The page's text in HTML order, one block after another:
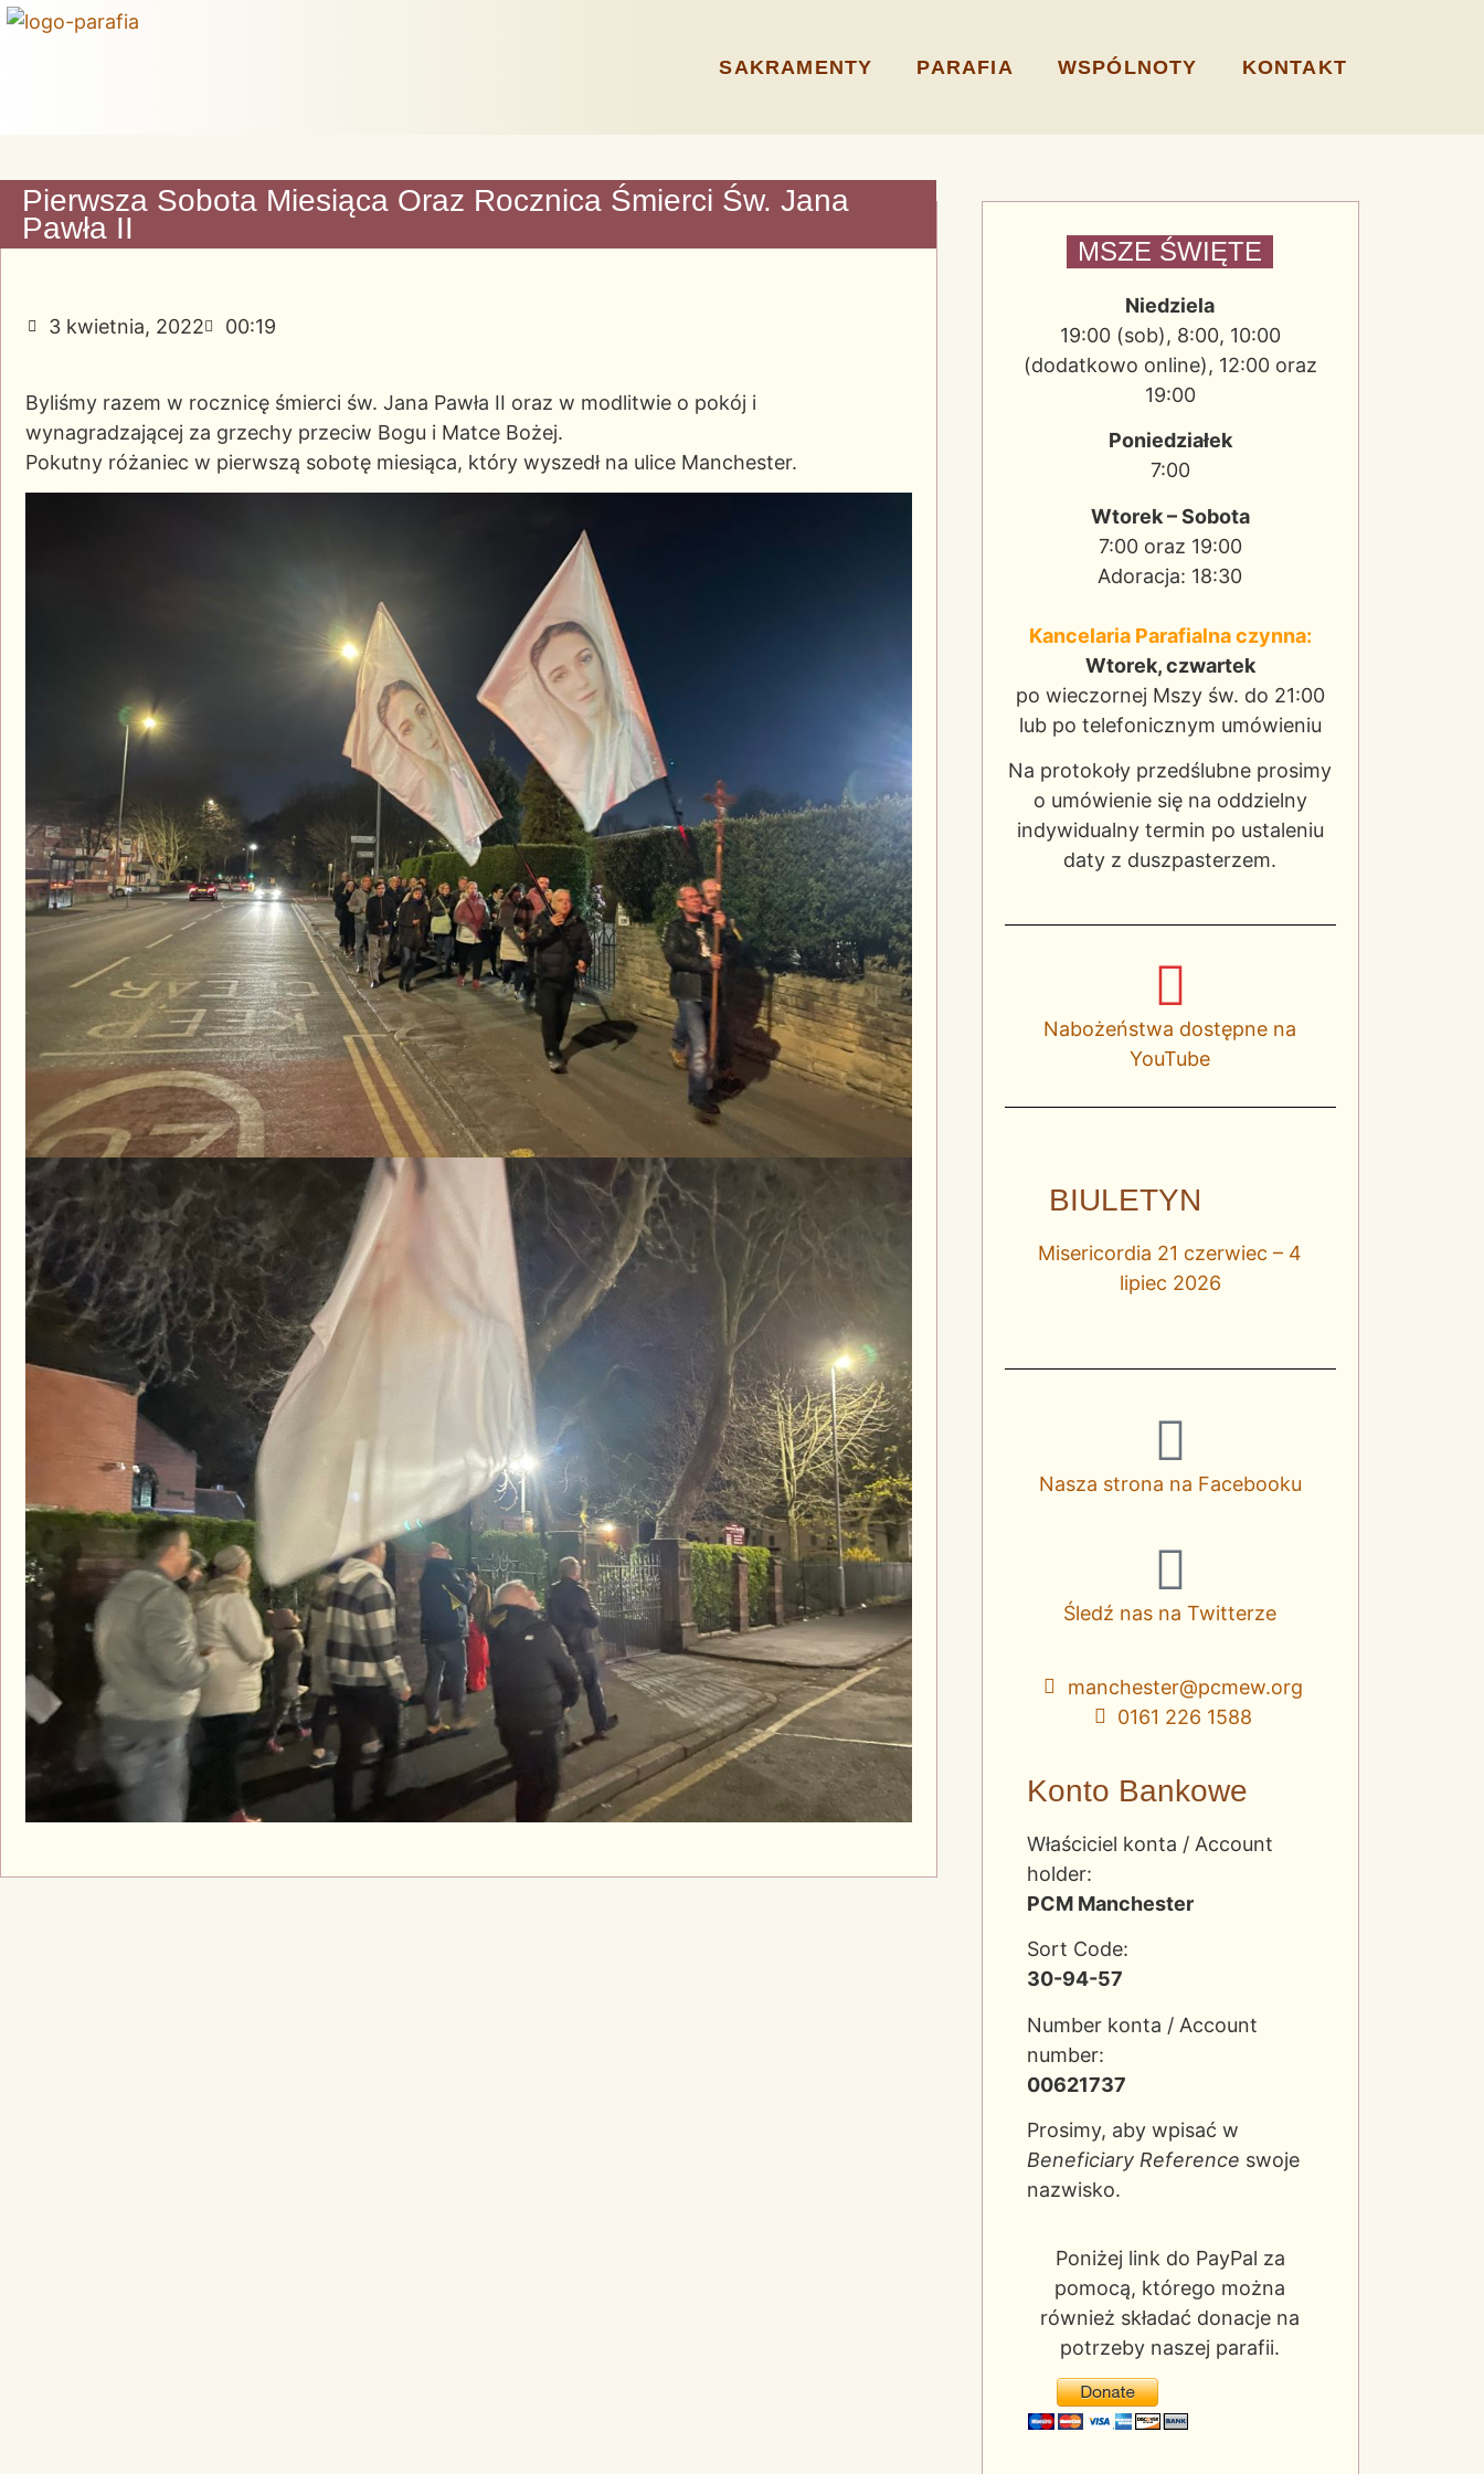
SAKRAMENTY PARAFIA WSPÓLNOTY KONTAKT
Pierwsza Sobota Miesiąca Oraz Rocznica Śmierci Św. Jana
Pawła II
3 kwietnia, 2022 00:19
Byliśmy razem w rocznicę śmierci św. Jana Pawła II oraz w modlitwie o pokój i
wynagradzającej za grzechy przeciw Bogu i Matce Bożej.
Pokutny różaniec w pierwszą sobotę miesiąca, który wyszedł na ulice Manchester.
MSZE ŚWIĘTE
Niedziela
19:00 (sob), 8:00, 10:00
(dodatkowo online), 12:00 oraz
19:00
Poniedziałek
7:00
Wtorek – Sobota
7:00 oraz 19:00
Adoracja: 18:30
Kancelaria Parafialna czynna:
Wtorek, czwartek
po wieczornej Mszy św. do 21:00
lub po telefonicznym umówieniu
Na protokoły przedślubne prosimy
o umówienie się na oddzielny
indywidualny termin po ustaleniu
daty z duszpasterzem.
Nabożeństwa dostępne na
YouTube
BIULETYN
Misericordia 21 czerwiec – 4
lipiec 2026
Nasza strona na Facebooku
Śledź nas na Twitterze
manchester@pcmew.org
0161 226 1588
Konto Bankowe
Właściciel konta / Account
holder:
PCM Manchester
Sort Code:
30-94-57
Number konta / Account
number:
00621737
Prosimy, aby wpisać w
Beneficiary Reference swoje
nazwisko.
Poniżej link do PayPal za
pomocą, którego można
również składać donacje na
potrzeby naszej parafii.